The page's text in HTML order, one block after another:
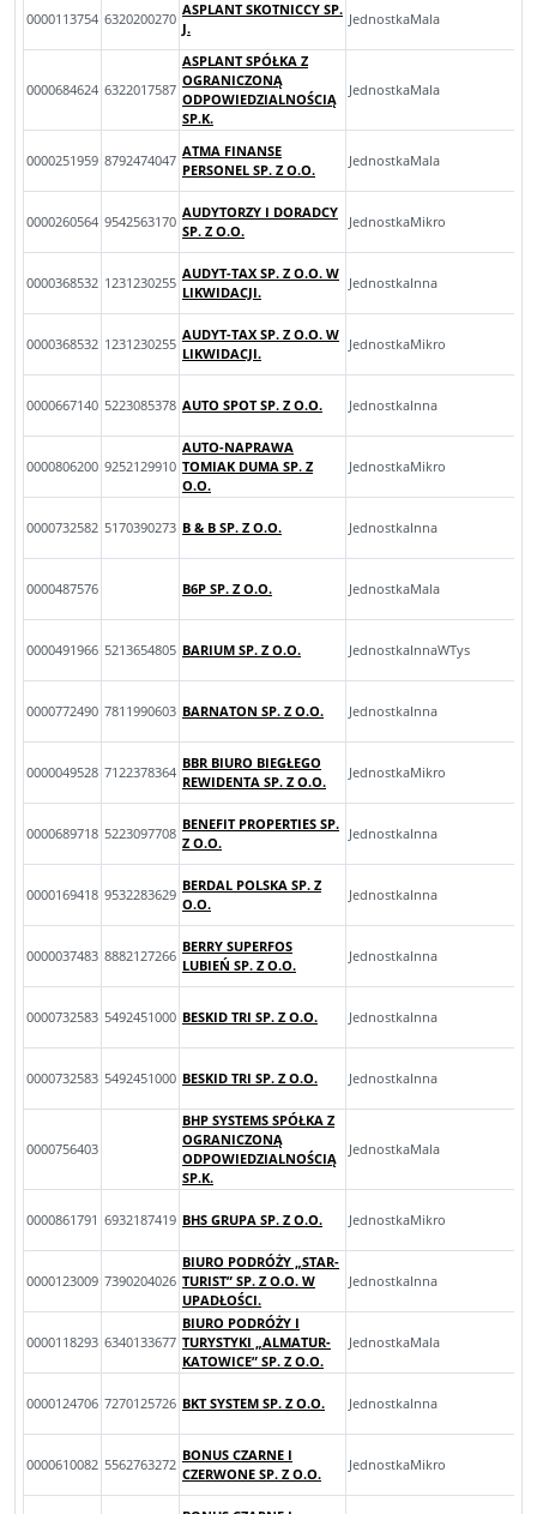
0000113754 6320200270
ASPLANT SKOTNICCY SP.
J.
JednostkaMala
0000684624 6322017587
ASPLANT SPÓŁKA Z
OGRANICZONĄ
ODPOWIEDZIALNOŚCIĄ
SP.K.
JednostkaMala
0000251959 8792474047
ATMA FINANSE
PERSONEL SP. Z O.O.
JednostkaMala
0000260564 9542563170
AUDYTORZY I DORADCY
SP. Z O.O.
JednostkaMikro
0000368532 1231230255
AUDYT-TAX SP. Z O.O. W
LIKWIDACJI.
JednostkaInna
0000368532 1231230255
AUDYT-TAX SP. Z O.O. W
LIKWIDACJI.
JednostkaMikro
0000667140 5223085378 AUTO SPOT SP. Z O.O. JednostkaInna
0000806200 9252129910
AUTO-NAPRAWA
TOMIAK DUMA SP. Z
O.O.
JednostkaMikro
0000732582 5170390273 B & B SP. Z O.O. JednostkaInna
0000487576 B6P SP. Z O.O. JednostkaMala
0000491966 5213654805 BARIUM SP. Z O.O. JednostkaInnaWTys
0000772490 7811990603 BARNATON SP. Z O.O. JednostkaInna
0000049528 7122378364
BBR BIURO BIEGŁEGO
REWIDENTA SP. Z O.O.
JednostkaMikro
0000689718 5223097708
BENEFIT PROPERTIES SP.
Z O.O.
JednostkaInna
0000169418 9532283629
BERDAL POLSKA SP. Z
O.O.
JednostkaInna
0000037483 8882127266
BERRY SUPERFOS
LUBIEŃ SP. Z O.O.
JednostkaInna
0000732583 5492451000 BESKID TRI SP. Z O.O. JednostkaInna
0000732583 5492451000 BESKID TRI SP. Z O.O. JednostkaInna
0000756403
BHP SYSTEMS SPÓŁKA Z
OGRANICZONĄ
ODPOWIEDZIALNOŚCIĄ
SP.K.
JednostkaMala
0000861791 6932187419 BHS GRUPA SP. Z O.O. JednostkaMikro
0000123009 7390204026
BIURO PODRÓŻY „STAR-
TURIST” SP. Z O.O. W
UPADŁOŚCI.
JednostkaInna
0000118293 6340133677
BIURO PODRÓŻY I
TURYSTYKI „ALMATUR-
KATOWICE” SP. Z O.O.
JednostkaMala
0000124706 7270125726 BKT SYSTEM SP. Z O.O. JednostkaInna
0000610082 5562763272
BONUS CZARNE I
CZERWONE SP. Z O.O.
JednostkaMikro